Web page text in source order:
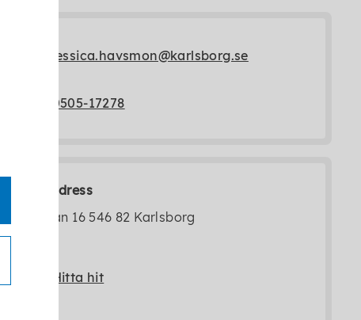
jessica.havsmon@karlsborg.se
0505-17278
Besöksadress
Storgatan 16 546 82 Karlsborg
Hitta hit